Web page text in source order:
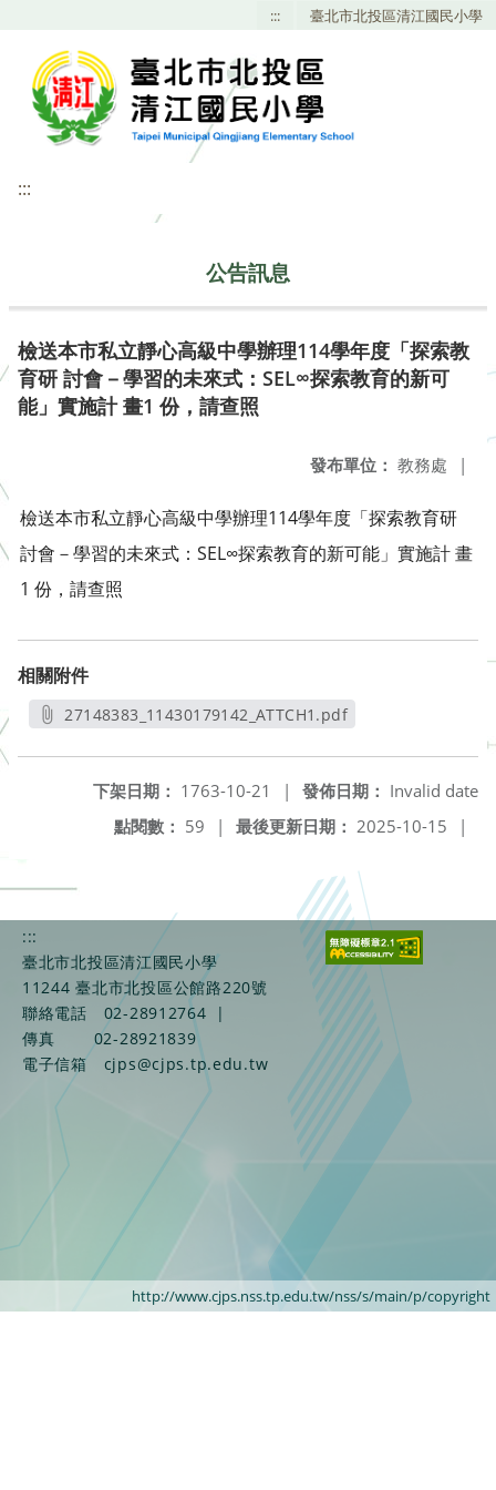
::: 臺北市北投區清江國民小學
:::
公告訊息
檢送本市私立靜心高級中學辦理114學年度「探索教
育研 討會－學習的未來式：SEL∞探索教育的新可
能」實施計 畫1 份，請查照
發布單位： 教務處 |
檢送本市私立靜心高級中學辦理114學年度「探索教育研
討會－學習的未來式：SEL∞探索教育的新可能」實施計 畫
1 份，請查照
相關附件
27148383_11430179142_ATTCH1.pdf
發佈日期： Invalid date
下架日期： 1763-10-21
|
最後更新日期： 2025-10-15 |
點閱數： 59 |
:::
臺北市北投區清江國民小學
11244 臺北市北投區公館路220號
聯絡電話
02-28912764
|
傳真
02-28921839
電子信箱
cjps@cjps.tp.edu.tw
http://www.cjps.nss.tp.edu.tw/nss/s/main/p/copyright